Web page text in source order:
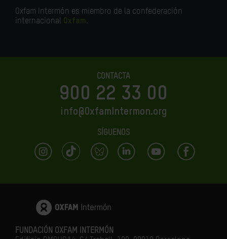
Oxfam Intermón es miembro de la confederación
internacional Oxfam.
CONTACTA
900 22 33 00
info@OxfamIntermon.org
SÍGUENOS
FUNDACIÓN OXFAM INTERMÓN